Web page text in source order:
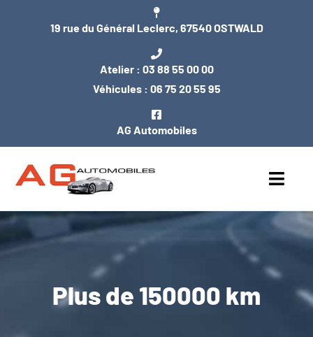
19 rue du Général Leclerc, 67540 OSTWALD
Atelier : 03 88 55 00 00
Véhicules : 06 75 20 55 95
AG Automobiles
ACCUEIL
ENTRETIEN / MÉCANIQUE
Plus de 150000 km